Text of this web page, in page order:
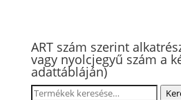
ART szám szerint
vagy nyolcjegyű szám a
adattábláján)
Keresés